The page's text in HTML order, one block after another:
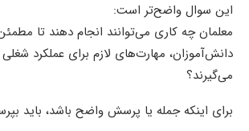
این سوال واضح‌تر است:
معلمان چه کاری می‌توانند انجام دهند تا
دانش‌آموزان، مهارت‌های لازم برای عملکرد شغلی
می‌گیرند؟
برای اینکه جمله یا پرسش واضح باشد، باید